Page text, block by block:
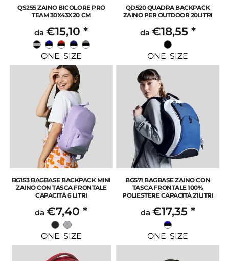
QS255 ZAINO BICOLORE PRO
TEAM 30X43X20 CM
da€15,10*
ONE SIZE
QD520 QUADRA BACKPACK
ZAINO PER OUTDOOR 20LITRI
da €18,55 *
ONE SIZE
BG153 BAGBASE BACKPACK MINI
ZAINO CON TASCA FRONTALE
CAPACITÀ 6 LITRI
da€7,40*
ONE SIZE
BG571 BAGBASE ZAINO CON
TASCA FRONTALE 100%
POLIESTERE CAPACITÀ 21LITRI
da €17,35 *
ONE SIZE